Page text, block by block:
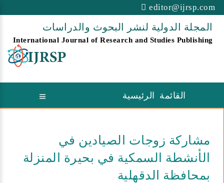
editor@ijrsp.com
المجلة الدولية لنشر البحوث والدراسات
International Journal of Research and Studies Publishing
القائمة الرئيسية
مشاركة زوجات الصيادين في
الأنشطة السمكية في بحيرة المنزلة
بمحافظة الدقهلية